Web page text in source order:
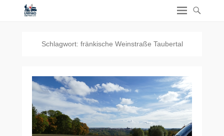
Schlagwort: fränkische Weinstraße Taubertal